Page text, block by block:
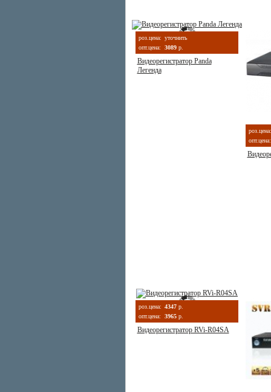
роз.цена: уточнить
опт.цена:
3089 р.
Видеорегистратор Panda
Легенда
роз.цена:
опт.цена:
роз.цена: 4347 р.
опт.цена:
3965 р.
Видеорегистратор RVi-R04SA